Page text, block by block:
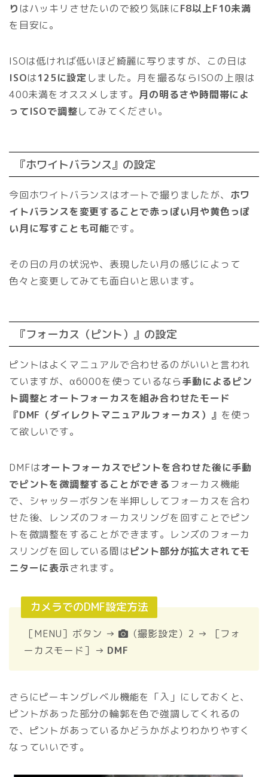
り はハッキリさせたいので絞り気味にF8以上F10未満
を目安に。
ISOは低ければ低いほど綺麗に写りますが、この日は
ISOは125に設定しました。月を撮るならISOの上限は
400未満をオススメします。 月の明るさや時間帯によ
ってISOで調整してみてください。
『ホワイトバランス』の設定
今回ホワイトバランスはオートで撮りましたが、 ホワ
イトバランスを変更することで赤っぽい月や黄色っぽ
い月に写すことも可能です。
その日の月の状況や、表現したい月の感じによって
色々と変更してみても面白いと思います。
『フォーカス（ピント）』の設定
ピントはよくマニュアルで合わせるのがいいと言われ
ていますが、α6000を使っているなら手動によるピン
ト調整とオートフォーカスを組み合わせたモード
『DMF（ダイレクトマニュアルフォーカス）』 を使っ
て欲しいです。
DMFはオートフォーカスでピントを合わせた後に手動
でピントを微調整することができるフォーカス機能
で、シャッターボタンを半押ししてフォーカスを合わ
せた後、レンズのフォーカスリングを回すことでピン
トを微調整をすることができます。レンズのフォーカ
スリングを回している間はピント部分が拡大されてモ
ニターに表示されます。
カメラでのDMF設定方法
［MENU］ボタン →
（撮影設定）2 → ［フォ
ーカスモード］→ DMF
さらにピーキングレベル機能を「入」にしておくと、
ピントがあった部分の輪郭を色で強調してくれるの
で、ピントがあっているかどうかがよりわかりやすく
なっていいです。